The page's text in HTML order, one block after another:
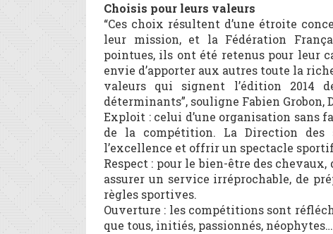
Choisis pour leurs valeurs
“Ces choix résultent d’une étroite
leur mission, et la Fédération
pointues, ils ont été retenus pour leur
envie d’apporter aux autres toute la
valeurs qui signent l’édition 2014
déterminants”, souligne Fabien Grobon,
Exploit : celui d’une organisation sans
de la compétition. La Direction des
l’excellence et offrir un spectacle
Respect : pour le bien-être des
assurer un service irréprochable, de
règles sportives.
Ouverture : les compétitions sont
que tous, initiés, passionnés,